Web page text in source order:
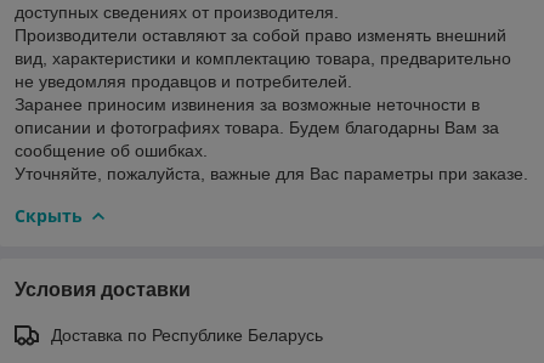
доступных сведениях от производителя.
Производители оставляют за собой право изменять внешний
вид, характеристики и комплектацию товара, предварительно
не уведомляя продавцов и потребителей.
Заранее приносим извинения за возможные неточности в
описании и фотографиях товара. Будем благодарны Вам за
сообщение об ошибках.
Уточняйте, пожалуйста, важные для Вас параметры при заказе.
Скрыть
Условия доставки
Доставка по Республике Беларусь